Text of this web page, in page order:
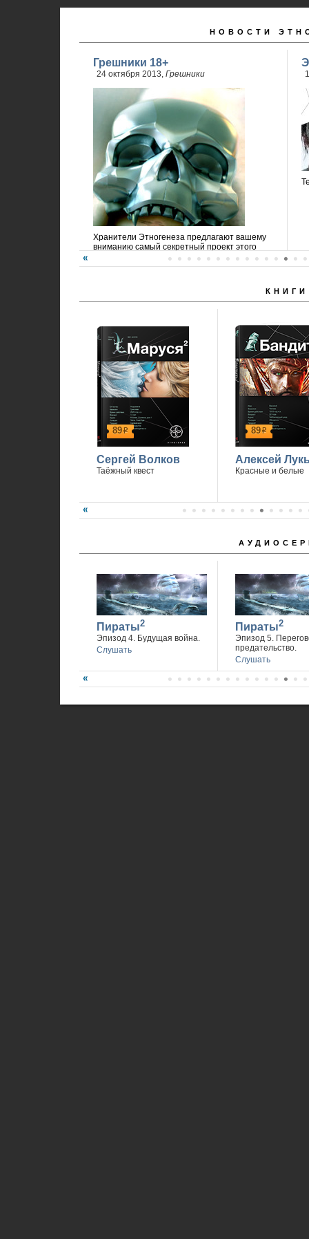
НОВОСТИ
Грешники 18+
24 октября 2013, Грешники
Хранители Этногенеза предлагают вашему
вниманию самый секретный проект этого
КНИГИ
89р
Сергей Волков
Таёжный квест
89р
Алексей
Красные и белые
Пираты2
Эпизод 4. Будущая война.
Слушать
Пираты2
Эпизод 5.
предательство.
Слушать